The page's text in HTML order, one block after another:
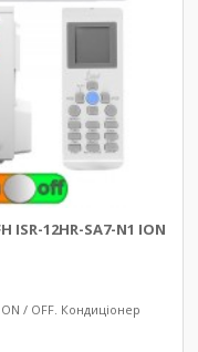
12HR-SA7-N1 ION
/ OFF. Кондиціонер